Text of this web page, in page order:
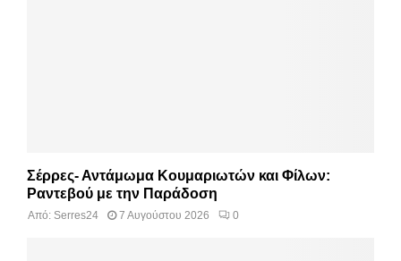
Σέρρες- Αντάμωμα Κουμαριωτών και Φίλων:
Ραντεβού με την Παράδοση
Από: Serres24 7 Αυγούστου 2026 0